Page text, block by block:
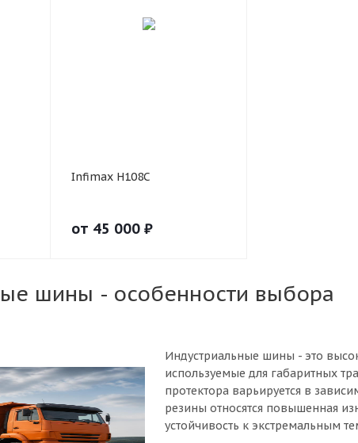
Infimax H108C
от 45 000 ₽
шины - особенности выбора
Индустриальные шины - это
используемые для габаритных
протектора варьируется в
резины относятся повышенная
устойчивость к экстремальным